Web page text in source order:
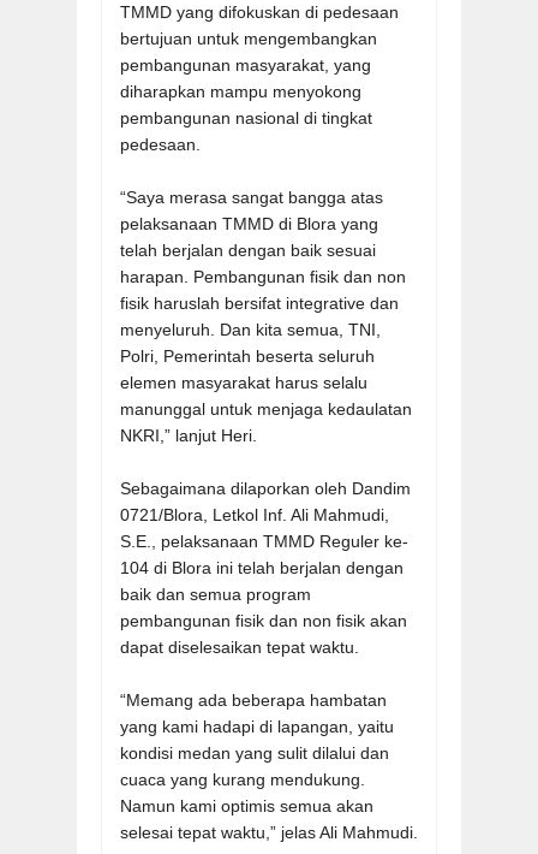
TMMD yang difokuskan di pedesaan
bertujuan untuk mengembangkan
pembangunan masyarakat, yang
diharapkan mampu menyokong
pembangunan nasional di tingkat
pedesaan.
“Saya merasa sangat bangga atas
pelaksanaan TMMD di Blora yang
telah berjalan dengan baik sesuai
harapan. Pembangunan fisik dan non
fisik haruslah bersifat integrative dan
menyeluruh. Dan kita semua, TNI,
Polri, Pemerintah beserta seluruh
elemen masyarakat harus selalu
manunggal untuk menjaga kedaulatan
NKRI,” lanjut Heri.
Sebagaimana dilaporkan oleh Dandim
0721/Blora, Letkol Inf. Ali Mahmudi,
S.E., pelaksanaan TMMD Reguler ke-
104 di Blora ini telah berjalan dengan
baik dan semua program
pembangunan fisik dan non fisik akan
dapat diselesaikan tepat waktu.
“Memang ada beberapa hambatan
yang kami hadapi di lapangan, yaitu
kondisi medan yang sulit dilalui dan
cuaca yang kurang mendukung.
Namun kami optimis semua akan
selesai tepat waktu,” jelas Ali Mahmudi.